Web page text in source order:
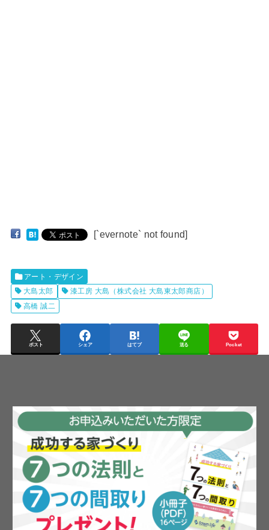
[`evernote` not found]
アート・デザイン
大島太郎
漆工房 大島（株式会社 大島東太郎商店）
高橋 誠二
ポスト シェア はてブ 送る Pocket